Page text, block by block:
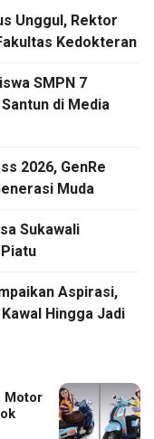
Unggul, Rektor
Kedokteran
SMPN 7
di Media
2026, GenRe
Muda
Sukawali
Aspirasi,
Hingga Jadi
Motor